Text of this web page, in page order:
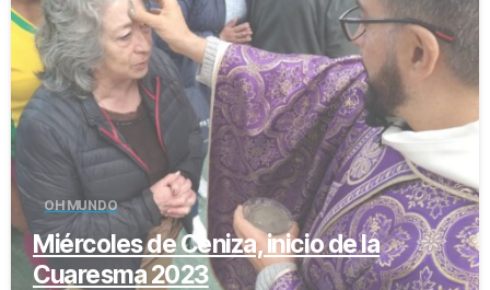
OH MUNDO
Miércoles de Ceniza, inicio de la
Cuaresma 2023